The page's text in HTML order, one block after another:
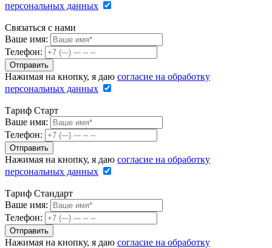
персональных данных
Связаться с нами
Ваше имя:
Телефон:
Нажимая на кнопку, я даю согласие на обработку
персональных данных
Тариф Старт
Ваше имя:
Телефон:
Нажимая на кнопку, я даю согласие на обработку
персональных данных
Тариф Стандарт
Ваше имя:
Телефон:
Нажимая на кнопку, я даю согласие на обработку